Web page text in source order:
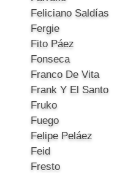
Feliciano Saldías
Fergie
Fito Páez
Fonseca
Franco De Vita
Frank Y El Santo
Fruko
Fuego
Felipe Peláez
Feid
Fresto